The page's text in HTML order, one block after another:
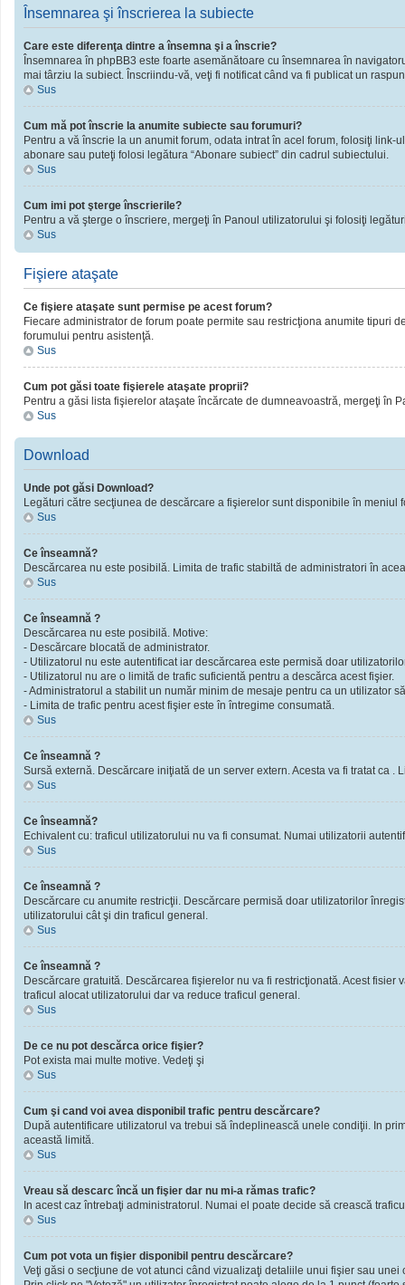
Însemnarea şi înscrierea la subiecte
Care este diferenţa dintre a însemna şi a înscrie?
Însemnarea în phpBB3 este foarte asemănătoare cu însemnarea în
mai târziu la subiect. Înscriindu-vă, veţi fi notificat când va fi publicat un
Sus
Cum mă pot înscrie la anumite subiecte sau forumuri?
Pentru a vă înscrie la un anumit forum, odata intrat în acel forum, folosiţi
abonare sau puteţi folosi legătura “Abonare subiect” din cadrul subiectului.
Sus
Cum imi pot şterge înscrierile?
Pentru a vă şterge o înscriere, mergeţi în Panoul utilizatorului şi folosiţi
Sus
Fişiere ataşate
Ce fişiere ataşate sunt permise pe acest forum?
Fiecare administrator de forum poate permite sau restricţiona anumite tipuri
forumului pentru asistenţă.
Sus
Cum pot găsi toate fişierele ataşate proprii?
Pentru a găsi lista fişierelor ataşate încărcate de dumneavoastră, mergeţi în
Sus
Download
Unde pot găsi Download?
Legături către secţiunea de descărcare a fişierelor sunt disponibile în meniul
Sus
Ce înseamnă?
Descărcarea nu este posibilă. Limita de trafic stabiltă de administratori în
Sus
Ce înseamnă ?
Descărcarea nu este posibilă. Motive:
- Descărcare blocată de administrator.
- Utilizatorul nu este autentificat iar descărcarea este permisă doar
- Utilizatorul nu are o limită de trafic suficientă pentru a descărca acest fişier.
- Administratorul a stabilit un număr minim de mesaje pentru ca un utilizator
- Limita de trafic pentru acest fişier este în întregime consumată.
Sus
Ce înseamnă ?
Sursă externă. Descărcare iniţiată de un server extern. Acesta va fi tratat ca
Sus
Ce înseamnă?
Echivalent cu: traficul utilizatorului nu va fi consumat. Numai utilizatorii
Sus
Ce înseamnă ?
Descărcare cu anumite restricţii. Descărcare permisă doar utilizatorilor
utilizatorului cât şi din traficul general.
Sus
Ce înseamnă ?
Descărcare gratuită. Descărcarea fişierelor nu va fi restricţionată. Acest
traficul alocat utilizatorului dar va reduce traficul general.
Sus
De ce nu pot descărca orice fişier?
Pot exista mai multe motive. Vedeţi şi
Sus
Cum şi cand voi avea disponibil trafic pentru descărcare?
După autentificare utilizatorul va trebui să îndeplinească unele condiţii. In
această limită.
Sus
Vreau să descarc încă un fişier dar nu mi-a rămas trafic?
In acest caz întrebaţi administratorul. Numai el poate decide să crească
Sus
Cum pot vota un fişier disponibil pentru descărcare?
Veţi găsi o secţiune de vot atunci când vizualizaţi detaliile unui fişier sau unei